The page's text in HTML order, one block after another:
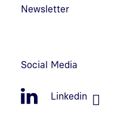
Newsletter
Social Media
Linkedin